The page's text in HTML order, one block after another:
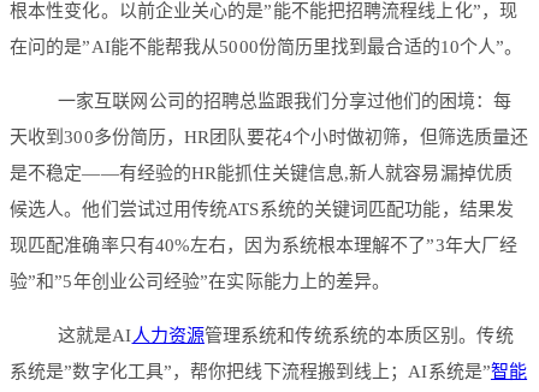
根本性变化。以前企业关心的是”能不能把招聘流程线上化”，现
在问的是”AI能不能帮我从5000份简历里找到最合适的10个人”。
一家互联网公司的招聘总监跟我们分享过他们的困境：每
天收到300多份简历，HR团队要花4个小时做初筛，但筛选质量还
是不稳定——有经验的HR能抓住关键信息,新人就容易漏掉优质
候选人。他们尝试过用传统ATS系统的关键词匹配功能，结果发
现匹配准确率只有40%左右，因为系统根本理解不了”3年大厂经
验”和”5年创业公司经验”在实际能力上的差异。
这就是AI人力资源管理系统和传统系统的本质区别。传统
系统是”数字化工具”，帮你把线下流程搬到线上；AI系统是”智能